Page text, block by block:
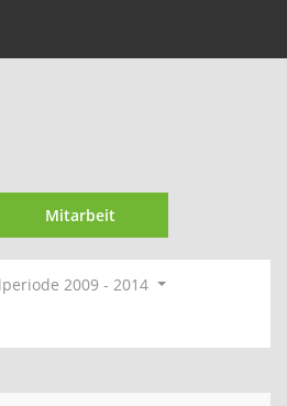
Mitarbeit
2009 - 2014